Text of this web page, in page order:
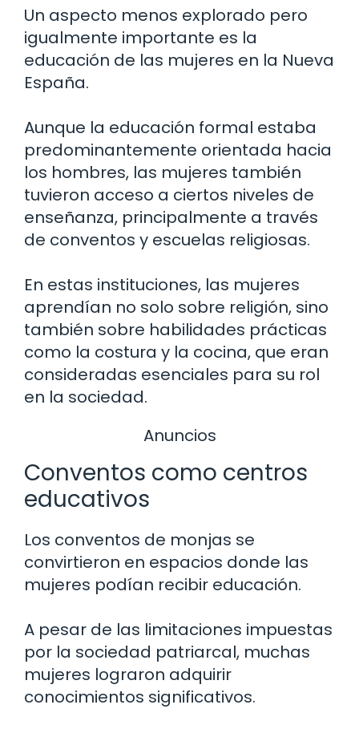
Un aspecto menos explorado pero
igualmente importante es la
educación de las mujeres en la Nueva
España.
Aunque la educación formal estaba
predominantemente orientada hacia
los hombres, las mujeres también
tuvieron acceso a ciertos niveles de
enseñanza, principalmente a través
de conventos y escuelas religiosas.
En estas instituciones, las mujeres
aprendían no solo sobre religión, sino
también sobre habilidades prácticas
como la costura y la cocina, que eran
consideradas esenciales para su rol
en la sociedad.
Anuncios
Conventos como centros
educativos
Los conventos de monjas se
convirtieron en espacios donde las
mujeres podían recibir educación.
A pesar de las limitaciones impuestas
por la sociedad patriarcal, muchas
mujeres lograron adquirir
conocimientos significativos.